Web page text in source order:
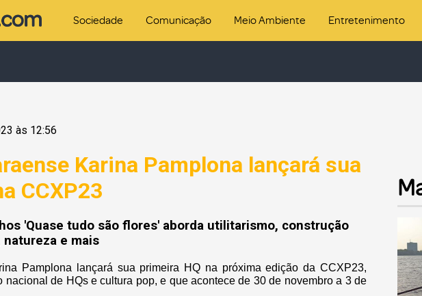
Sociedade Comunicação Meio Ambiente Entretenimento
às 12:56
Karina Pamplona lançará sua
CCXP23
'Quase tudo são flores' aborda utilitarismo, construção
e mais
Pamplona lançará sua primeira HQ na próxima edição da CCXP23,
nacional de HQs e cultura pop, e que acontece de 30 de novembro a 3 de